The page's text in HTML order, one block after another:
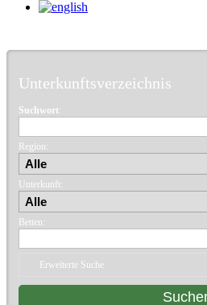
Unterkunftsverzeichnis
Suchwort:
Region:
Unterkunft:
Betten:
Erweiterte Suche